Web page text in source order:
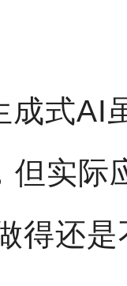
成式AI
但实
得还